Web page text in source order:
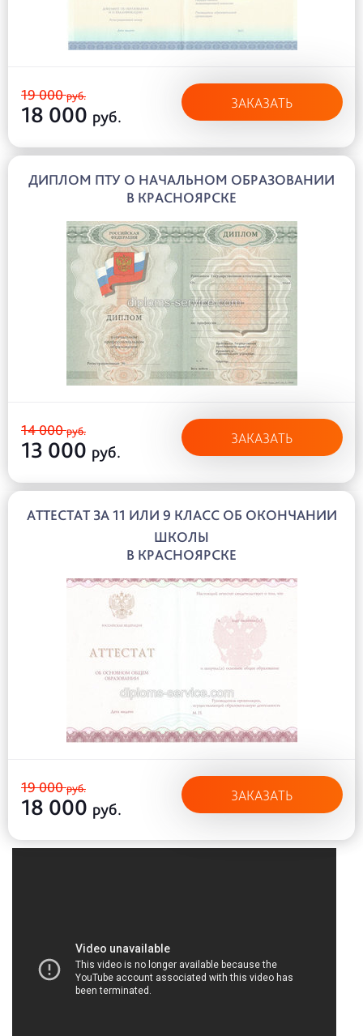
19 000руб.
18 000 руб.
ЗАКАЗАТЬ
ДИПЛОМ ПТУ О НАЧАЛЬНОМ ОБРАЗОВАНИИ
В КРАСНОЯРСКЕ
14 000руб.
13 000 руб.
ЗАКАЗАТЬ
АТТЕСТАТ ЗА 11 ИЛИ 9 КЛАСС ОБ ОКОНЧАНИИ
ШКОЛЫ
В КРАСНОЯРСКЕ
19 000руб.
18 000 руб.
ЗАКАЗАТЬ